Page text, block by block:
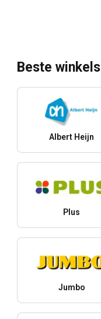
Beste winkels
Albert Heijn
Plus
Jumbo